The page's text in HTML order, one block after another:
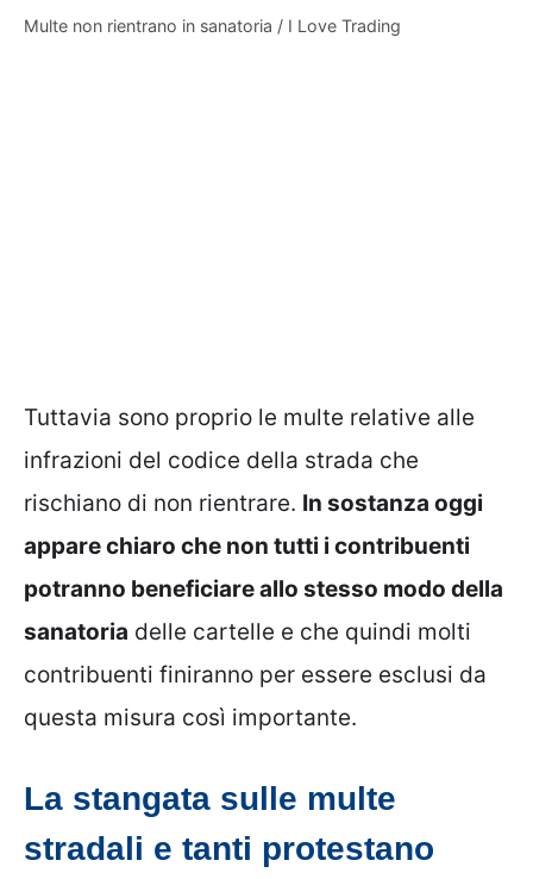
Multe non rientrano in sanatoria / I Love Trading
Tuttavia sono proprio le multe relative alle
infrazioni del codice della strada che
rischiano di non rientrare. In sostanza oggi
appare chiaro che non tutti i contribuenti
potranno beneficiare allo stesso modo della
sanatoria delle cartelle e che quindi molti
contribuenti finiranno per essere esclusi da
questa misura così importante.
La stangata sulle multe
stradali e tanti protestano